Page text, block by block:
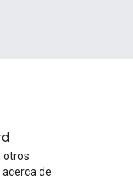
otros
de